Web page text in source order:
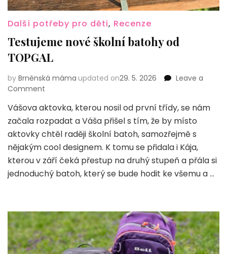
Další potřeby pro děti, Recenze
Testujeme nové školní batohy od
TOPGAL
by Brněnská máma updated on29. 5. 2026
Leave a
Comment
nové
školní
batohy
TOPGAL
Vášova aktovka, kterou nosil od první třídy, se nám
začala rozpadat a Váša přišel s tím, že by místo
aktovky chtěl raději školní batoh, samozřejmě s
nějakým cool designem. K tomu se přidala i Kája,
kterou v září čeká přestup na druhý stupeň a přála si
jednoduchý batoh, který se bude hodit ke všemu a …